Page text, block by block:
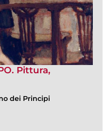
Pittura,
dei Principi